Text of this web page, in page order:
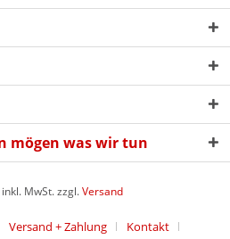
mögen was wir tun
MwSt. zzgl.Versand
Versand + Zahlung Kontakt